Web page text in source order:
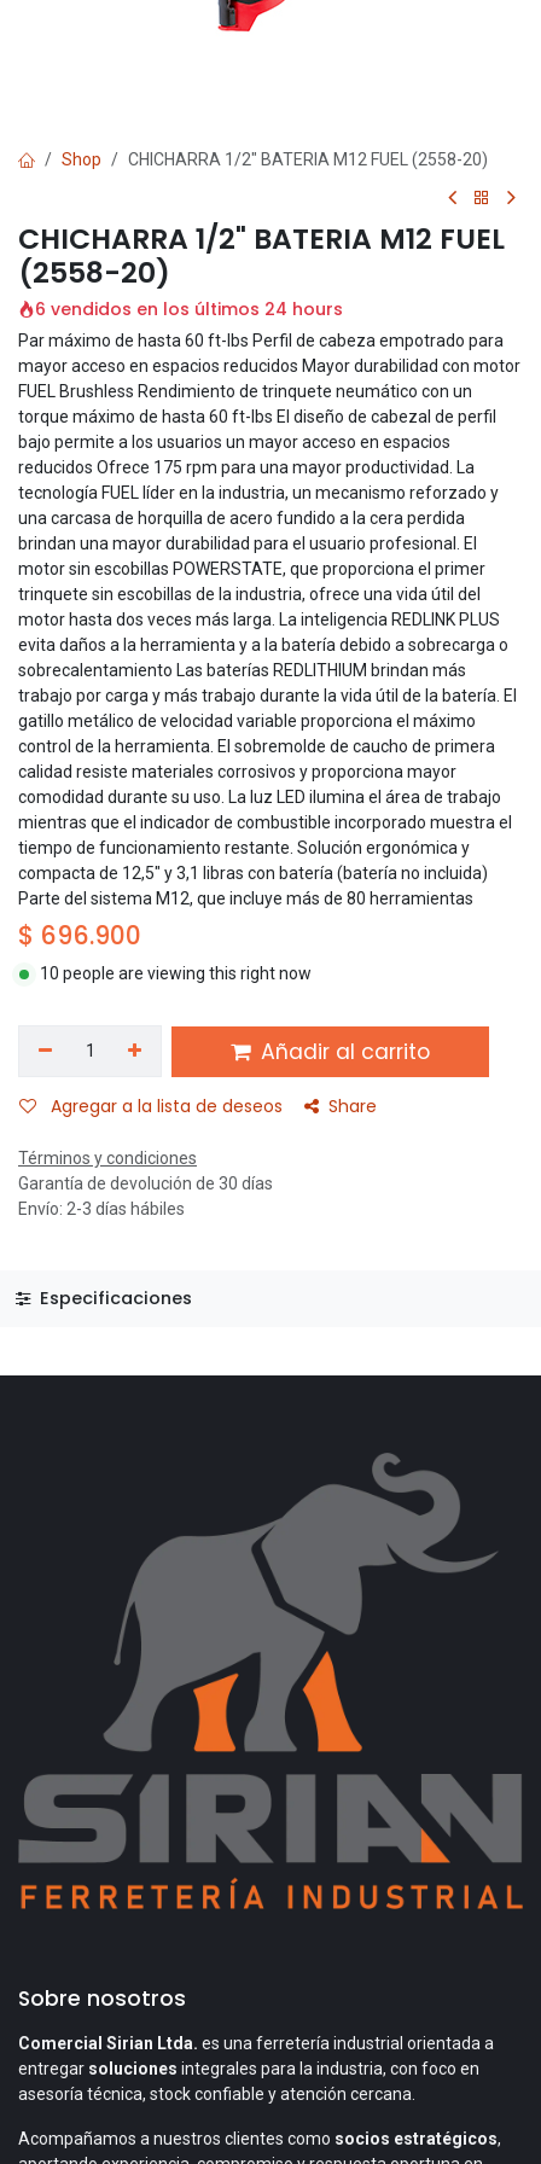
Shop CHICHARRA 1/2" BATERIA M12 FUEL (2558-20)
CHICHARRA 1/2" BATERIA M12 FUEL
(2558-20)
6 vendidos en los últimos 24 hours
Par máximo de hasta 60 ft-lbs Perfil de cabeza empotrado para
mayor acceso en espacios reducidos Mayor durabilidad con motor
FUEL Brushless Rendimiento de trinquete neumático con un
torque máximo de hasta 60 ft-lbs El diseño de cabezal de perfil
bajo permite a los usuarios un mayor acceso en espacios
reducidos Ofrece 175 rpm para una mayor productividad. La
tecnología FUEL líder en la industria, un mecanismo reforzado y
una carcasa de horquilla de acero fundido a la cera perdida
brindan una mayor durabilidad para el usuario profesional. El
motor sin escobillas POWERSTATE, que proporciona el primer
trinquete sin escobillas de la industria, ofrece una vida útil del
motor hasta dos veces más larga. La inteligencia REDLINK PLUS
evita daños a la herramienta y a la batería debido a sobrecarga o
sobrecalentamiento Las baterías REDLITHIUM brindan más
trabajo por carga y más trabajo durante la vida útil de la batería. El
gatillo metálico de velocidad variable proporciona el máximo
control de la herramienta. El sobremolde de caucho de primera
calidad resiste materiales corrosivos y proporciona mayor
comodidad durante su uso. La luz LED ilumina el área de trabajo
mientras que el indicador de combustible incorporado muestra el
tiempo de funcionamiento restante. Solución ergonómica y
compacta de 12,5″ y 3,1 libras con batería (batería no incluida)
Parte del sistema M12, que incluye más de 80 herramientas
$ 696.900
10 people are viewing this right now
Añadir al carrito
Agregar a la lista de deseos Share
Términos y condiciones
Garantía de devolución de 30 días
Envío: 2-3 días hábiles
Especificaciones
Sobre nosotros
Comercial Sirian Ltda. es una ferretería industrial orientada a
entregar soluciones integrales para la industria, con foco en
asesoría técnica, stock confiable y atención cercana.
Acompañamos a nuestros clientes como socios estratégicos,